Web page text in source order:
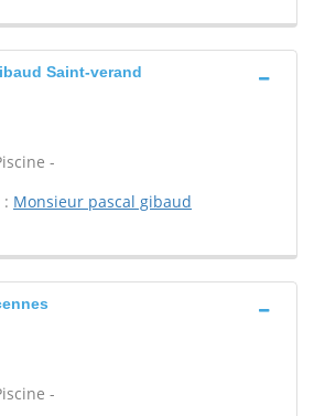
Saint-verand
-
Monsieur pascal gibaud
-